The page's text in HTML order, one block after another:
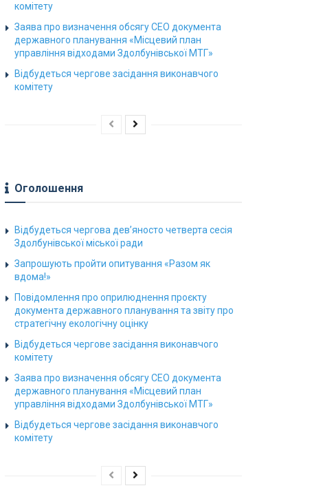
комітету
Заява про визначення обсягу СЕО документа
державного планування «Місцевий план
управління відходами Здолбунівської МТГ»
Відбудеться чергове засідання виконавчого
комітету
Оголошення
Відбудеться чергова дев’яносто четверта сесія
Здолбунівської міської ради
Запрошують пройти опитування «Разом як
вдома!»
Повідомлення про оприлюднення проєкту
документа державного планування та звіту про
стратегічну екологічну оцінку
Відбудеться чергове засідання виконавчого
комітету
Заява про визначення обсягу СЕО документа
державного планування «Місцевий план
управління відходами Здолбунівської МТГ»
Відбудеться чергове засідання виконавчого
комітету